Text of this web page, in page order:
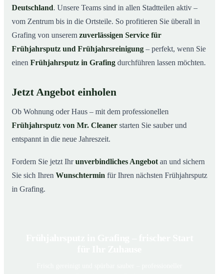
Deutschland. Unsere Teams sind in allen Stadtteilen aktiv –
vom Zentrum bis in die Ortsteile. So profitieren Sie überall in
Grafing von unserem zuverlässigen Service für
Frühjahrsputz und Frühjahrsreinigung – perfekt, wenn Sie
einen Frühjahrsputz in Grafing durchführen lassen möchten.
Jetzt Angebot einholen
Ob Wohnung oder Haus – mit dem professionellen
Frühjahrsputz von Mr. Cleaner starten Sie sauber und
entspannt in die neue Jahreszeit.
Fordern Sie jetzt Ihrunverbindliches Angebot an und sichern
Sie sich Ihren Wunschtermin für Ihren nächsten Frühjahrsputz
in Grafing.